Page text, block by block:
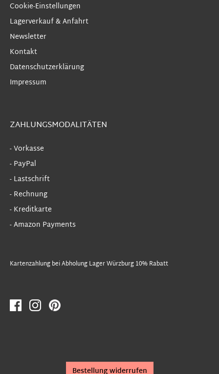
Cookie-Einstellungen
Lagerverkauf & Anfahrt
Newsletter
Kontakt
Datenschutzerklärung
Impressum
ZAHLUNGSMODALITÄTEN
- Vorkasse
- PayPal
- Lastschrift
- Rechnung
- Kreditkarte
- Amazon Payments
Kartenzahlung bei Abholung Lager Würzburg 10% Rabatt
Bestellung widerrufen